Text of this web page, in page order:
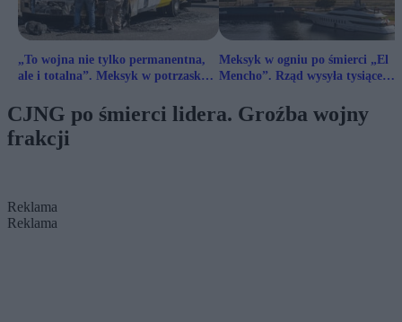
„To wojna nie tylko permanentna,
ale i totalna”. Meksyk w potrzasku
Meksyk w ogniu po śmierci „El
Mencho”. Rząd wysyła tysiące
CJNG po śmierci lidera. Groźba wojny
frakcji
Reklama
Reklama